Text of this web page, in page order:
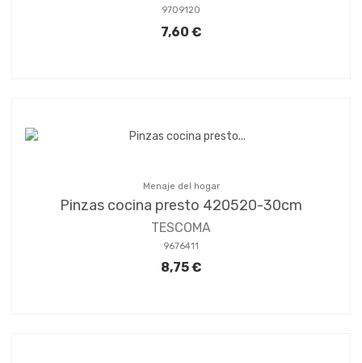
9709120
7,60 €
Menaje del hogar
Pinzas cocina presto 420520-30cm
TESCOMA
9676411
8,75 €